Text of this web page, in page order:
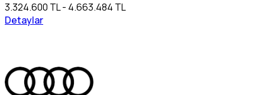
3.324.600 TL - 4.663.484 TL
Detaylar